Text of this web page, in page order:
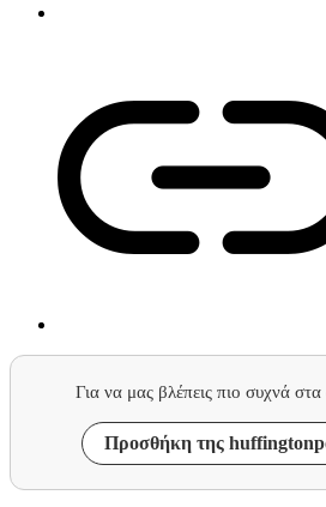
Για να μας βλέπεις πιο συχνά
Προσθήκη της